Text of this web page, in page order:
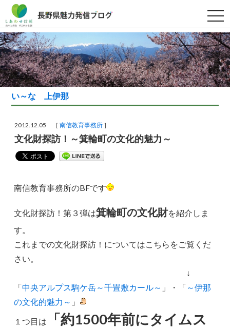
t
o
g
g
l
e
n
a
v
i
t
い～な 上伊那
2012.12.05 ［南信教育事務所 ］
文化財探訪！～箕輪町の文化的魅力～
南信教育事務所のBFです
文化財探訪！第３弾は箕輪町の文化財を紹介しま
す。
これまでの文化財探訪！についてはこちらをご覧くだ
さい。
↓
「中央アルプス駒ケ岳～千畳敷カール～ 」・「 ～伊那
の文化的魅力～ 」
１つ目は
「約1500年前にタイムス